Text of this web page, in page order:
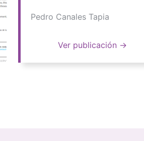
Pedro Canales Tapia
Ver publicación →